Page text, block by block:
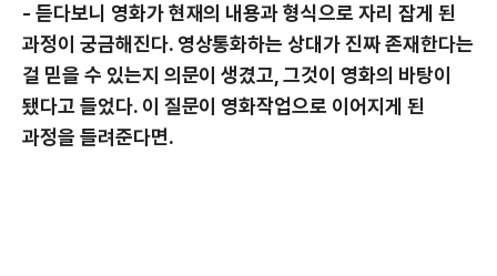
- 듣다보니 영화가 현재의 내용과 형식으로 자리 잡게 된
과정이 궁금해진다. 영상통화하는 상대가 진짜 존재한다는
걸 믿을 수 있는지 의문이 생겼고, 그것이 영화의 바탕이
됐다고 들었다. 이 질문이 영화작업으로 이어지게 된
과정을 들려준다면.